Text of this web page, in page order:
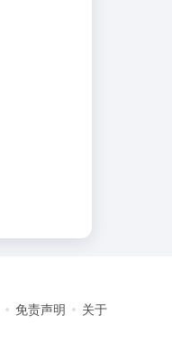
免责声明
关于